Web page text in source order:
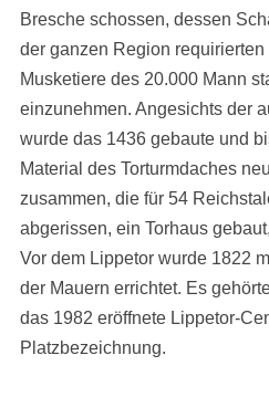
Bresche schossen, dessen
der ganzen Region
Musketiere des 20.000 Mann
einzunehmen. Angesichts der
wurde das 1436 gebaute und
Material des Torturmdaches
zusammen, die für 54
abgerissen, ein Torhaus
Vor dem Lippetor wurde 1822
der Mauern errichtet. Es
das 1982 eröffnete Lippetor-
Platzbezeichnung.